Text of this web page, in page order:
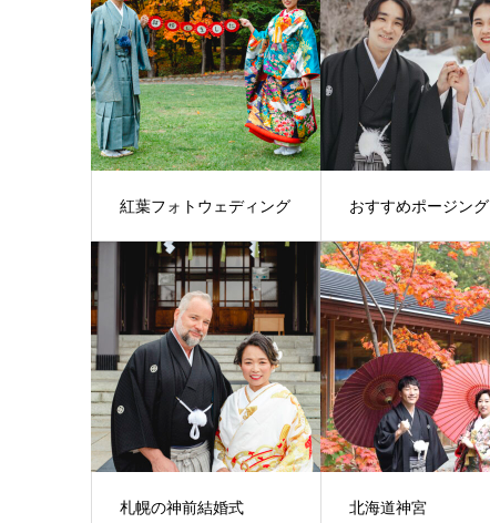
紅葉フォトウェディング おすすめポージング
札幌の神前結婚式 北海道神宮